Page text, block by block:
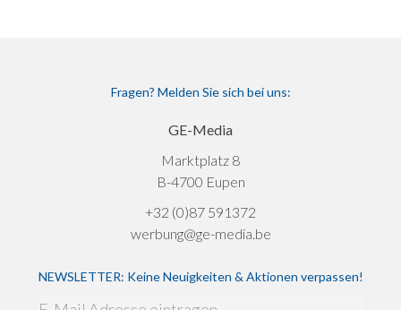
Fragen? Melden Sie sich bei uns:
GE-Media
Marktplatz 8
B-4700 Eupen
+32 (0)87 591372
werbung@ge-media.be
NEWSLETTER: Keine Neuigkeiten & Aktionen verpassen!